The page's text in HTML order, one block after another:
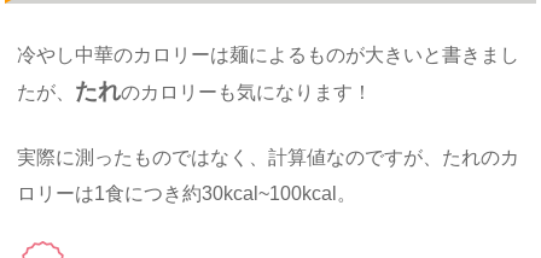
冷やし中華のカロリーは麺によるものが大きいと書きまし
たが、 たれのカロリーも気になります！
実際に測ったものではなく、計算値なのですが、たれのカ
ロリーは1食につき約30kcal~100kcal。